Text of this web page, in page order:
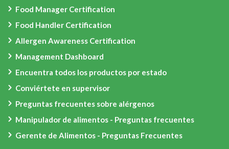
Food Manager Certification
Food Handler Certification
Allergen Awareness Certification
Management Dashboard
Encuentra todos los productos por estado
Conviértete en supervisor
Preguntas frecuentes sobre alérgenos
Manipulador de alimentos - Preguntas frecuentes
Gerente de Alimentos - Preguntas Frecuentes